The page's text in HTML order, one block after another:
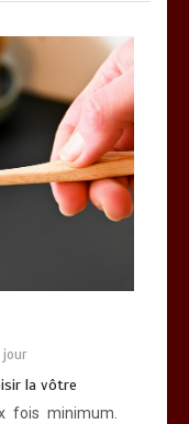
jour
la vôtre
fois minimum.